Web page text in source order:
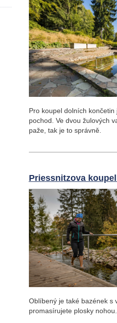
Pro koupel dolních
pochod. Ve dvou žulových
paže, tak je to správně.
Priessnitzova
Oblíbený je také bazének s
promasírujete plosky nohou.